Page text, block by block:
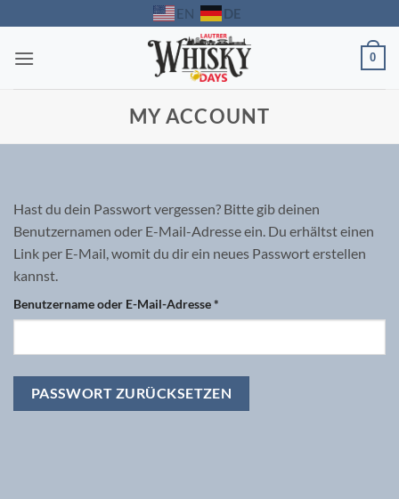
Inhalt
springen
EN DE
0
MY ACCOUNT
Hast du dein Passwort vergessen? Bitte gib deinen
Benutzernamen oder E-Mail-Adresse ein. Du erhältst einen
Link per E-Mail, womit du dir ein neues Passwort erstellen
kannst.
Benutzername oder E-Mail-Adresse*
PASSWORT ZURÜCKSETZEN